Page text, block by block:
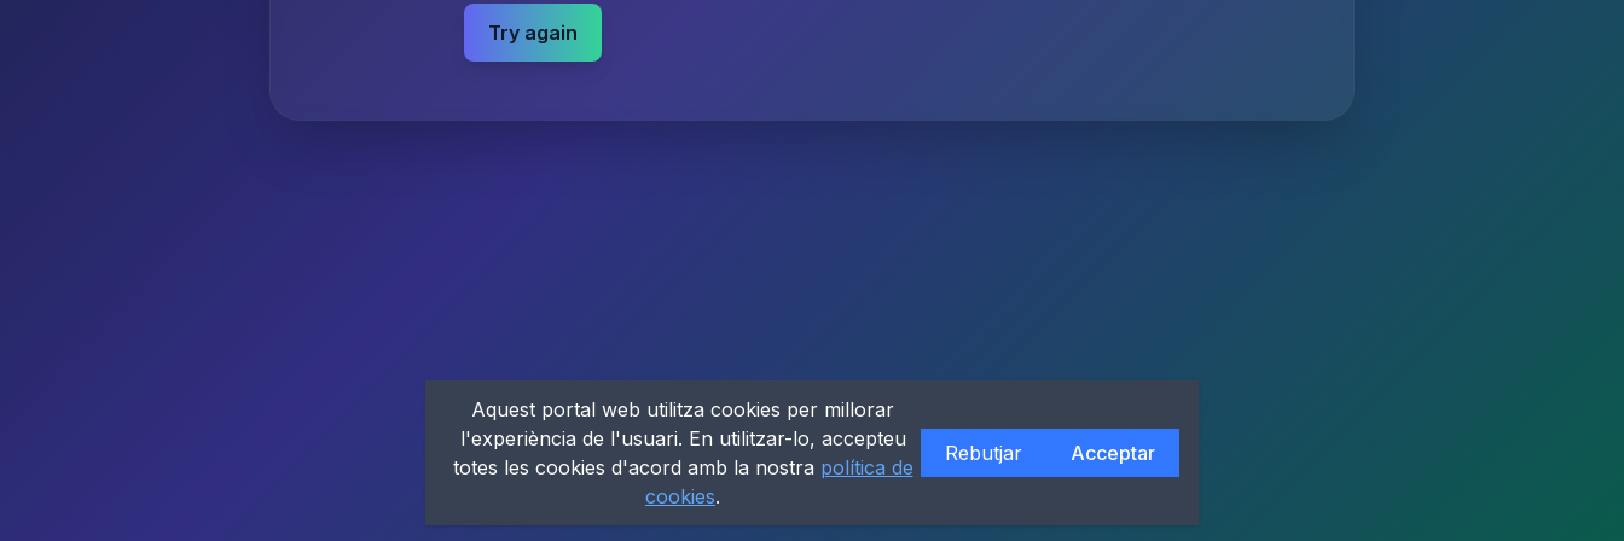
Try again
Aquest portal web utilitza cookies per millorar
l'experiència de l'usuari. En utilitzar-lo, accepteu
totes les cookies d'acord amb la nostra política de
cookies.
Rebutjar Acceptar